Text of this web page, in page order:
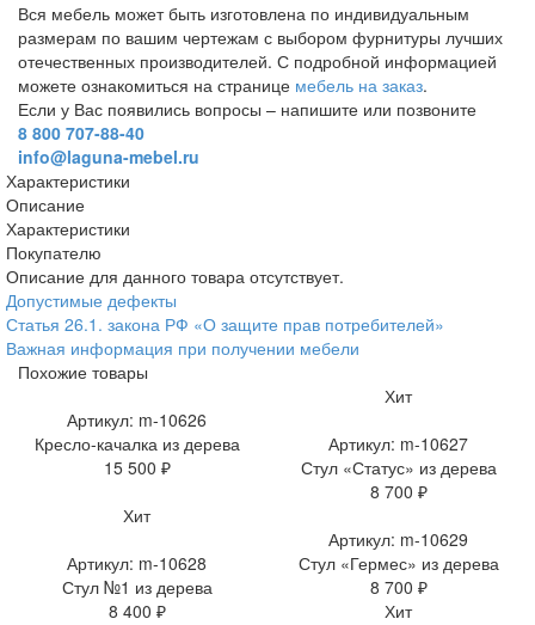
Вся мебель может быть изготовлена по индивидуальным
размерам по вашим чертежам с выбором фурнитуры лучших
отечественных производителей. С подробной информацией
можете ознакомиться на странице мебель на заказ.
Если у Вас появились вопросы – напишите или позвоните
8 800 707-88-40
info@laguna-mebel.ru
Характеристики
Описание
Характеристики
Покупателю
Описание для данного товара отсутствует.
Допустимые дефекты
Статья 26.1. закона РФ «О защите прав потребителей»
Важная информация при получении мебели
Похожие товары
Артикул: m-10626
Кресло-качалка из дерева
15 500 ₽
Хит
Артикул: m-10627
Стул «Статус» из дерева
8 700 ₽
Хит
Артикул: m-10628
Стул №1 из дерева
8 400 ₽
Артикул: m-10629
Стул «Гермес» из дерева
8 700 ₽
Хит